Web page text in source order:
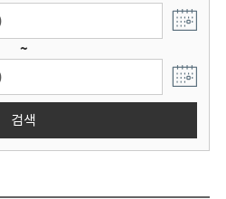
~
검색